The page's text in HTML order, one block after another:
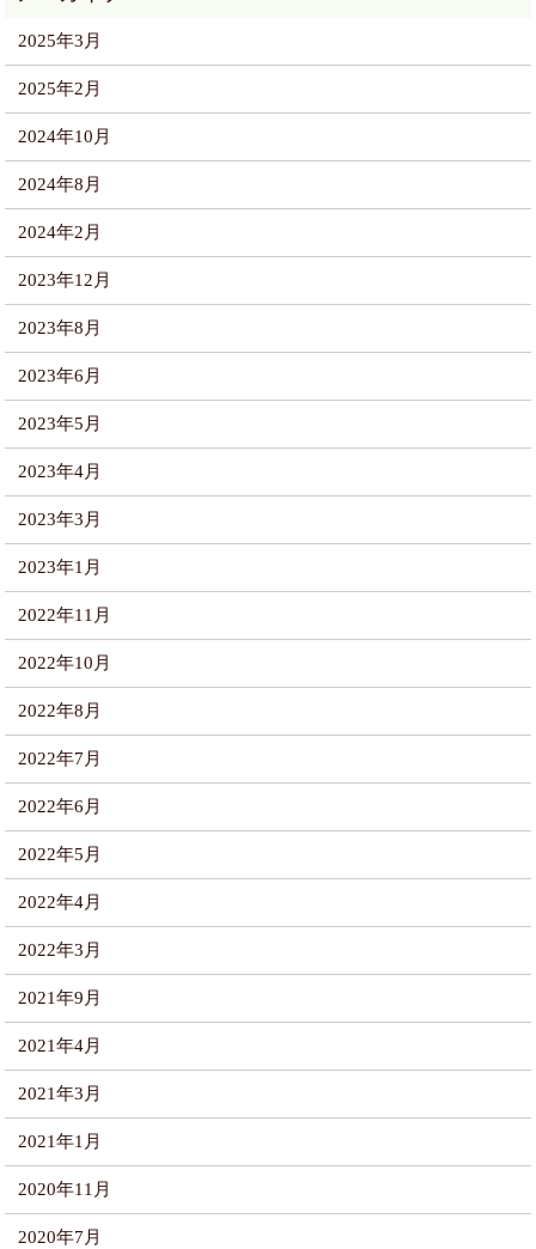
2025年3月
2025年2月
2024年10月
2024年8月
2024年2月
2023年12月
2023年8月
2023年6月
2023年5月
2023年4月
2023年3月
2023年1月
2022年11月
2022年10月
2022年8月
2022年7月
2022年6月
2022年5月
2022年4月
2022年3月
2021年9月
2021年4月
2021年3月
2021年1月
2020年11月
2020年7月